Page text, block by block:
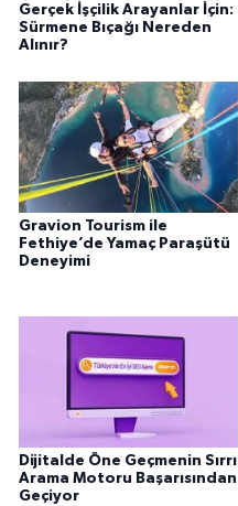
Gerçek İşçilik Arayanlar İçin:
Sürmene Bıçağı Nereden
Alınır?
Gravion Tourism ile
Fethiye’de Yamaç Paraşütü
Deneyimi
Dijitalde Öne Geçmenin Sırrı
Arama Motoru Başarısından
Geçiyor